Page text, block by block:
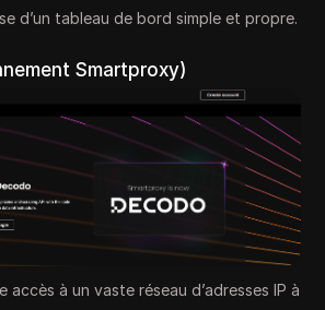
d’un tableau de bord simple et propre.
Smartproxy)
accès à un vaste réseau d’adresses IP à